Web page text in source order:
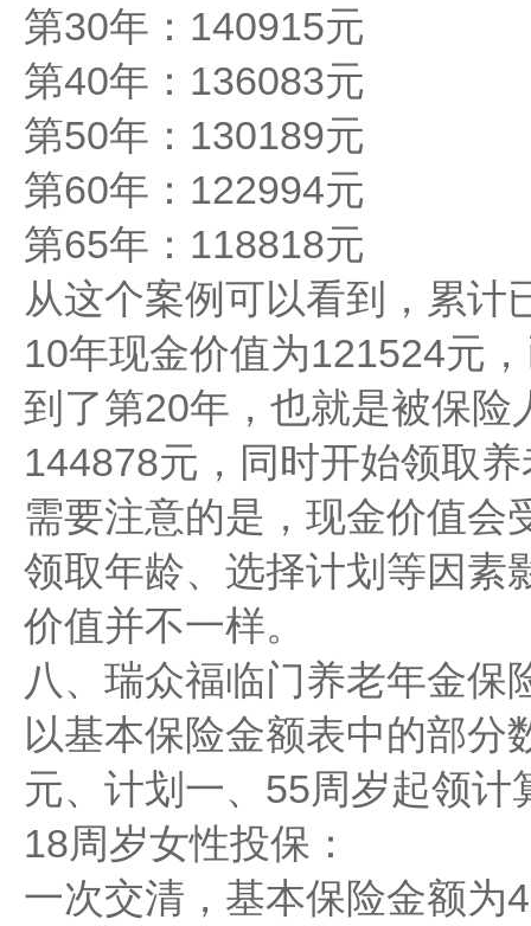
第30年：140915元
第40年：136083元
第50年：130189元
第60年：122994元
第65年：118818元
从这个案例可以看到，累计
10年现金价值为121524元
到了第20年，也就是被保
144878元，同时开始领取
需要注意的是，现金价值会
领取年龄、选择计划等因素
价值并不一样。
八、瑞众福临门养老年金保
以基本保险金额表中的部分
元、计划一、55周岁起领计
18周岁女性投保：
一次交清，基本保险金额为